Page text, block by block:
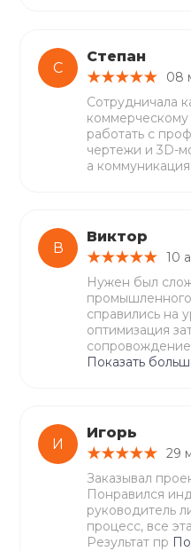
С
Степан
08
Сотрудничала
работать с
чертежи и 3D-
а
В
Виктор
10
Нужен был
справились на
оптимизация
Показать
И
Игорь
29
Заказывал
Понравился
руководитель
процесс, все
Результат пр